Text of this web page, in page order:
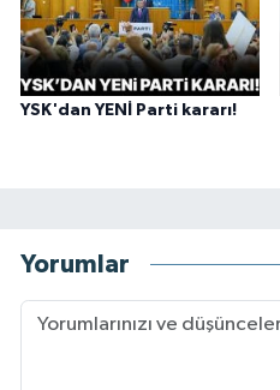
YSK'dan YENİ Parti kararı!
Yorumlar